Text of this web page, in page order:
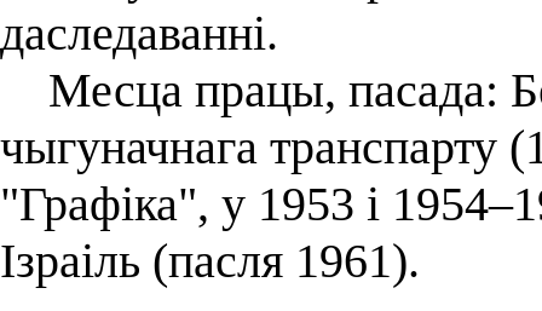
даследаванні.
Месца працы, пасада:
чыгуначнага транспарту
"Графіка", у 1953 і
Ізраіль (пасля 1961).